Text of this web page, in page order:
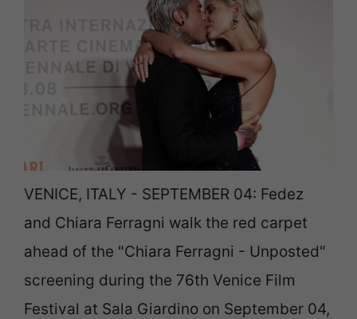
VENICE, ITALY - SEPTEMBER 04: Fedez
and Chiara Ferragni walk the red carpet
ahead of the "Chiara Ferragni - Unposted"
screening during the 76th Venice Film
Festival at Sala Giardino on September 04,